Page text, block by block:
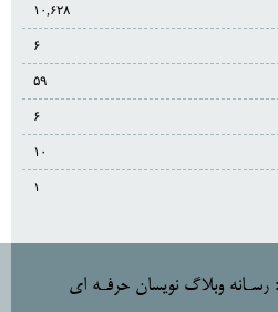
۱۰,۶۲۸
۵۹
۱۰
وبلاگ نويسان حرفـه اي